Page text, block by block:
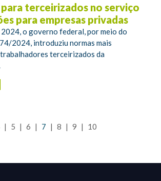
terceirizados no serviço
para empresas privadas
2024, o governo federal, por meio do
2024, introduziu normas mais
terceirizados da
| 5 | 6 | 7 | 8 | 9 | 10